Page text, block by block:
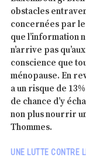
obstacles
concernées par
que l’information
n’arrive pas
conscience que
ménopause. En
a un risque de
de chance d’y
non plus nourrir
Thommes.
UNE LUTTE CONTRE